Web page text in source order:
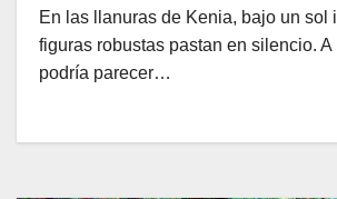
En las llanuras de Kenia, bajo un sol
figuras robustas pastan en silencio. A
podría parecer…